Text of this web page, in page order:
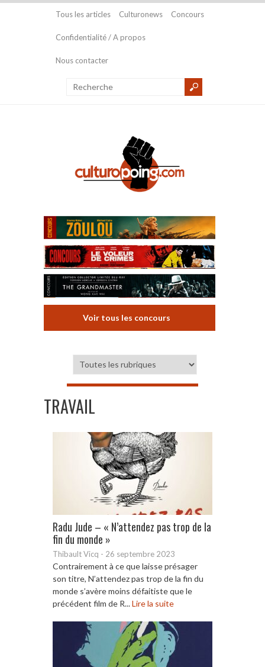
Tous les articles Culturonews Concours
Confidentialité / A propos
Nous contacter
Voir tous les concours
TRAVAIL
Radu Jude – « N’attendez pas trop de la
fin du monde »
Thibault Vicq - 26 septembre 2023
Contrairement à ce que laisse présager
son titre, N’attendez pas trop de la fin du
monde s’avère moins défaitiste que le
précédent film de R...Lire la suite